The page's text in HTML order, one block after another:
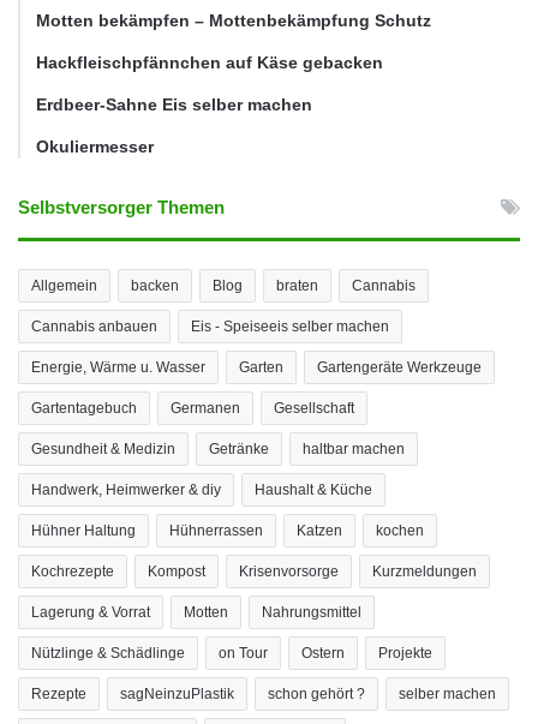
Motten bekämpfen – Mottenbekämpfung Schutz
Hackfleischpfännchen auf Käse gebacken
Erdbeer-Sahne Eis selber machen
Okuliermesser
Selbstversorger Themen
Allgemein backen Blog braten Cannabis
Cannabis anbauen Eis - Speiseeis selber machen
Energie, Wärme u. Wasser Garten Gartengeräte Werkzeuge
Gartentagebuch Germanen Gesellschaft
Gesundheit & Medizin Getränke haltbar machen
Handwerk, Heimwerker & diy Haushalt & Küche
Hühner Haltung Hühnerrassen Katzen kochen
Kochrezepte Kompost Krisenvorsorge Kurzmeldungen
Lagerung & Vorrat Motten Nahrungsmittel
Nützlinge & Schädlinge on Tour Ostern Projekte
Rezepte sagNeinzuPlastik schon gehört ? selber machen